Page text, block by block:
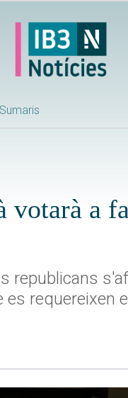
Sumaris
votarà a
requereixen